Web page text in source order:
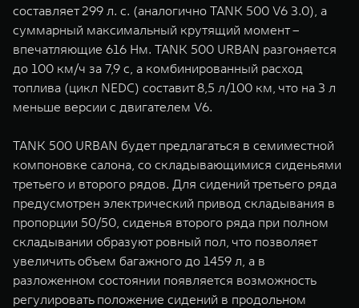
составляет 299 л. с. (аналогично TANK 500 V6 3.0), а
суммарный максимальный крутящий момент –
впечатляющие 616 Нм. TANK 500 URBAN разгоняется
до 100 км/ч за 7,9 с, а комбинированный расход
топлива (цикл NEDC) составит 8,5 л/100 км, что на 3 л
меньше версии с двигателем V6.
TANK 500 URBAN будет предлагаться в семиместной
компоновке салона, со складывающимися сиденьями
третьего и второго рядов. Для сидений третьего ряда
предусмотрен электрический привод складывания в
пропорции 50/50, сиденья второго ряда при полном
складывании образуют ровный пол, что позволяет
увеличить объем багажного до 1459 л, а в
разложенном состоянии появляется возможность
регулировать положение сидений в продольном